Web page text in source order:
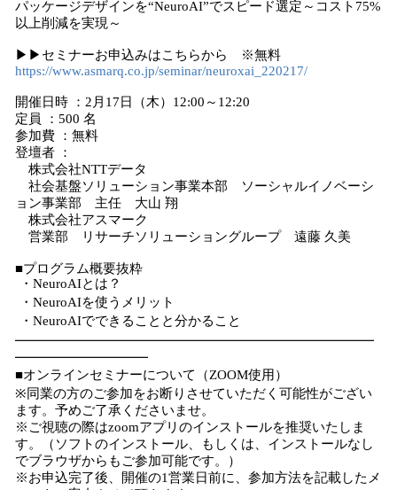
パッケージデザインを“NeuroAI”でスピード選定～コスト75%
以上削減を実現～
▶▶セミナーお申込みはこちらから ※無料
https://www.asmarq.co.jp/seminar/neuroxai_220217/
開催日時 ：2月17日（木）12:00～12:20
定員 ：500 名
参加費 ：無料
登壇者 ：
株式会社NTTデータ
社会基盤ソリューション事業本部 ソーシャルイノベーシ
ョン事業部 主任 大山 翔
株式会社アスマーク
営業部 リサーチソリューショングループ 遠藤 久美
■プログラム概要抜粋
・NeuroAIとは？
・NeuroAIを使うメリット
・NeuroAIでできることと分かること
━━━━━━━━━━━━━━━━━━━━━━━━━━━
━━━━━━━━━━
■オンラインセミナーについて（ZOOM使用）
※同業の方のご参加をお断りさせていただく可能性がござい
ます。予めご了承くださいませ。
※ご視聴の際はzoomアプリのインストールを推奨いたしま
す。（ソフトのインストール、もしくは、インストールなし
でブラウザからもご参加可能です。）
※お申込完了後、開催の1営業日前に、参加方法を記載したメ